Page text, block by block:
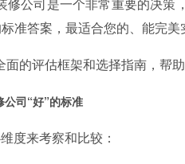
准答案，最适合您的、能完
的评估框架和选择指南，帮助
司“好”的标准
度来考察和比较：